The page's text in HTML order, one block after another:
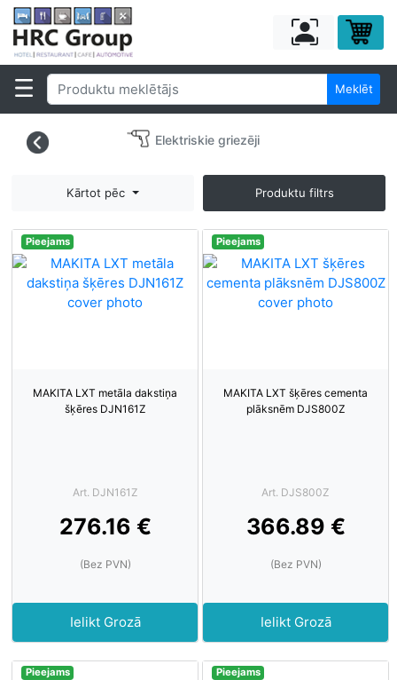
Meklēt
Elektriskie griezēji
Kārtot pēc Produktu filtrs
Pieejams
MAKITA LXT metāla dakstiņa
šķēres DJN161Z
Art. DJN161Z
276.16 €
(Bez PVN)
Ielikt Grozā
Pieejams
MAKITA LXT šķēres cementa
plāksnēm DJS800Z
Art. DJS800Z
366.89 €
(Bez PVN)
Ielikt Grozā
Pieejams Pieejams